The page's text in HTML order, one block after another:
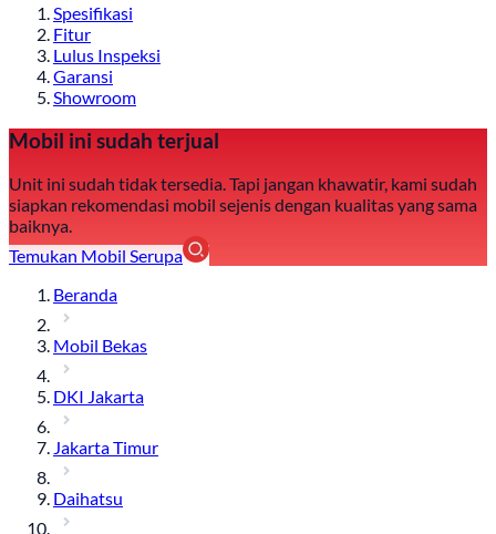
Spesifikasi
Fitur
Lulus Inspeksi
Garansi
Showroom
Mobil ini sudah terjual
Unit ini sudah tidak tersedia. Tapi jangan khawatir, kami sudah
siapkan rekomendasi mobil sejenis dengan kualitas yang sama
baiknya.
Temukan Mobil Serupa
Beranda
Mobil Bekas
DKI Jakarta
Jakarta Timur
Daihatsu